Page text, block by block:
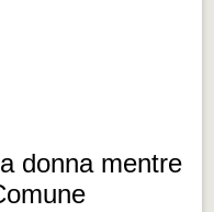
donna mentre